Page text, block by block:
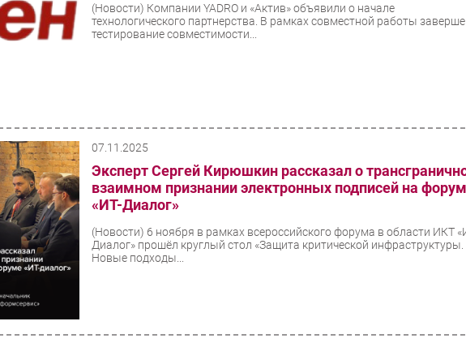
(Новости) Компании YADRO и «Актив» объявили о начале
технологического партнерства. В рамках совместной работы
тестирование совместимости...
07.11.2025
Эксперт Сергей Кирюшкин рассказал о
взаимном признании электронных подписей на
«ИТ-Диалог»
(Новости) 6 ноября в рамках всероссийского форума в области ИКТ
Диалог» прошёл круглый стол «Защита критической инфраструктуры.
Новые подходы...